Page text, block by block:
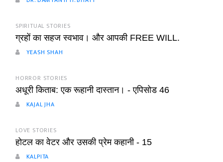
SPIRITUAL STORIES
ग्रहों का सहज स्वभाव। और आपकी FREE WILL.
YEASH SHAH
HORROR STORIES
अधूरी किताब: एक रूहानी दास्तान। - एपिसोड 46
KAJAL JHA
LOVE STORIES
होटल का वेटर और उसकी प्रेम कहानी - 15
KALPITA